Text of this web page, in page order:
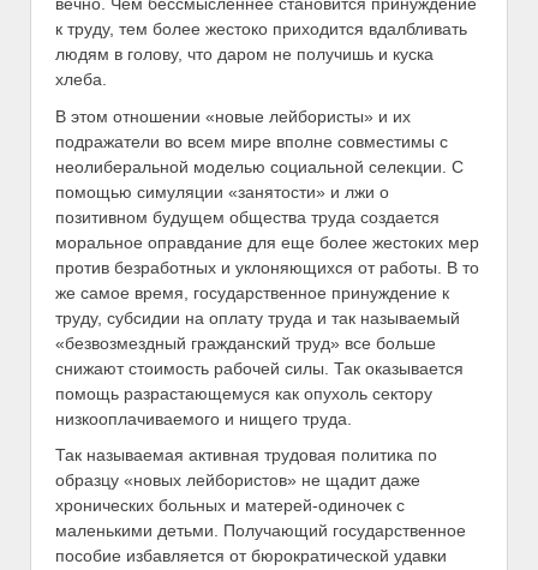
к труду, тем более жестоко приходится вдалбливать
людям в голову, что даром не получишь и куска
хлеба.
В этом отношении «новые лейбористы» и их
подражатели во всем мире вполне совместимы с
неолиберальной моделью социальной селекции. С
помощью симуляции «занятости» и лжи о
позитивном будущем общества труда создается
моральное оправдание для еще более жестоких мер
против безработных и уклоняющихся от работы. В то
же самое время, государственное принуждение к
труду, субсидии на оплату труда и так называемый
«безвозмездный гражданский труд» все больше
снижают стоимость рабочей силы. Так оказывается
помощь разрастающемуся как опухоль сектору
низкооплачиваемого и нищего труда.
Так называемая активная трудовая политика по
образцу «новых лейбористов» не щадит даже
хронических больных и матерей-одиночек с
маленькими детьми. Получающий государственное
пособие избавляется от бюрократической удавки